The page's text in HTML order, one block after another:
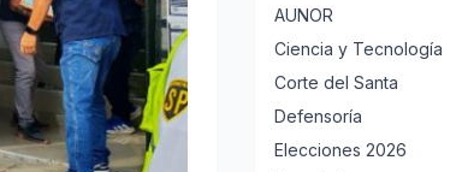
AUNOR
Ciencia y Tecnología
Corte del Santa
Defensoría
Elecciones 2026